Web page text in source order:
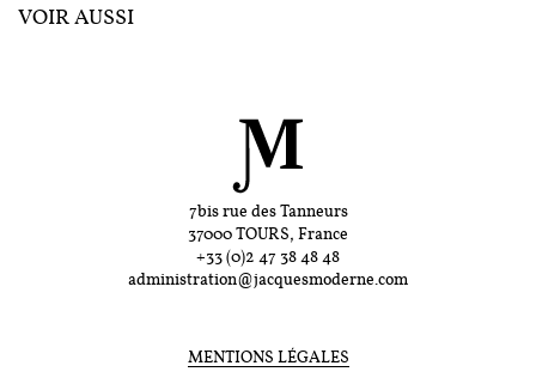
VOIR AUSSI
7bis rue des Tanneurs
37000 TOURS, France
+33 (0)2 47 38 48 48
administration@jacquesmoderne.com
MENTIONS LÉGALES